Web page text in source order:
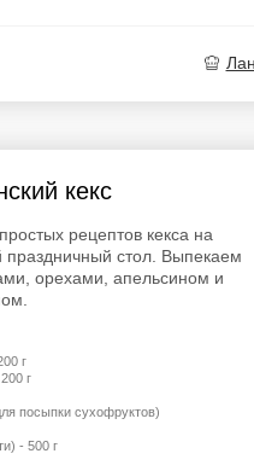
кекс
рецептов кекса на
праздничный стол. Выпекаем
орехами, апельсином и
г
г
посыпки сухофруктов)
- 500 г